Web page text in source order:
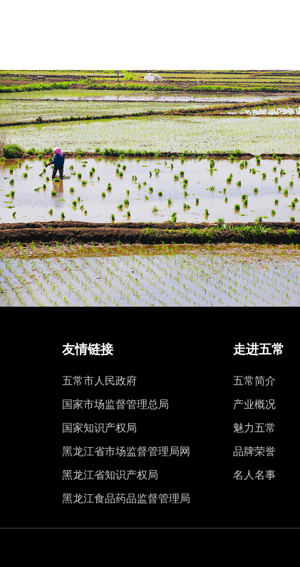
友情链接
五常市人民政府
国家市场监督管理总局
国家知识产权局
黑龙江省市场监督管理局网
黑龙江省知识产权局
黑龙江食品药品监督管理局
走进五常
五常简介
产业概况
魅力五常
品牌荣誉
名人名事